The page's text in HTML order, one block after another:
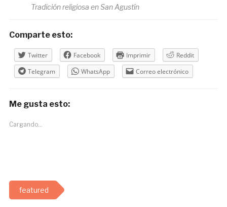
Tradición religiosa en San Agustín
Comparte esto:
Twitter Facebook Imprimir
Reddit
Telegram
WhatsApp Correo electrónico
Me gusta esto:
Cargando...
featured